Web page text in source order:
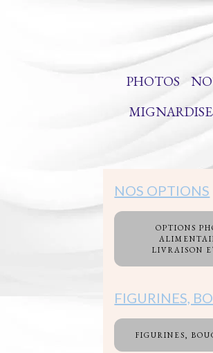
PHOTOS
NOS OPTIONS
OPTIONS
LIVRAISON
FIGURINES,
FIGURINES,